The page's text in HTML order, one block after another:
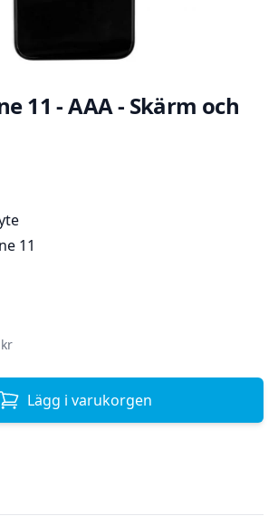
11 - AAA - Skärm och
11
Lägg i varukorgen